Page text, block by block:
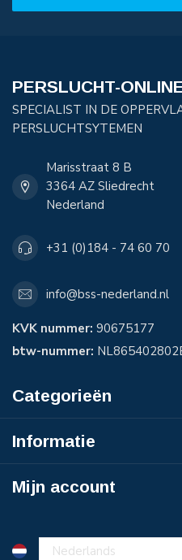
PERSLUCHT-
SPECIALIST IN DE
PERSLUCHTSYTEMEN
Marisstraat 8 B
3364 AZ Sliedrecht
Nederland
+31 (0)184 - 74 60 70
info@bss-nederland.nl
KVK nummer: 90675177
btw-nummer:
Categorieën
Informatie
Mijn account